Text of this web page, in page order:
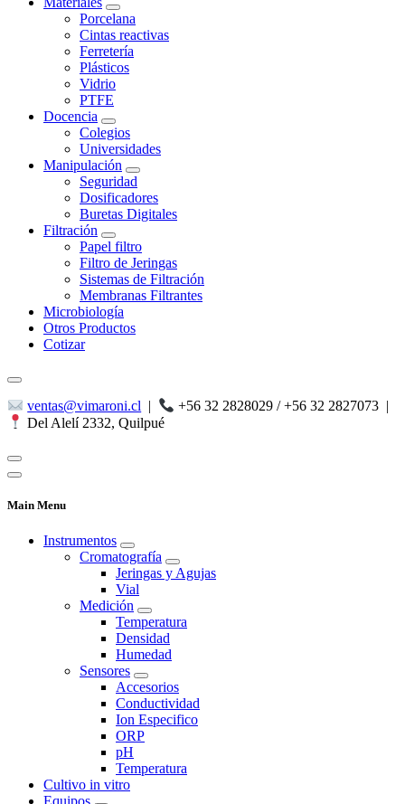
Porcelana
Cintas reactivas
Ferretería
Plásticos
Vidrio
PTFE
Docencia
Colegios
Universidades
Manipulación
Seguridad
Dosificadores
Buretas Digitales
Filtración
Papel filtro
Filtro de Jeringas
Sistemas de Filtración
Membranas Filtrantes
Microbiología
Otros Productos
Cotizar
ventas@vimaroni.cl | +56 32 2828029 / +56 32 2827073 |
Del Alelí 2332, Quilpué
Main Menu
Instrumentos
Cromatografía
Jeringas y Agujas
Vial
Medición
Temperatura
Densidad
Humedad
Sensores
Accesorios
Conductividad
Ion Especifico
ORP
pH
Temperatura
Cultivo in vitro
Equipos